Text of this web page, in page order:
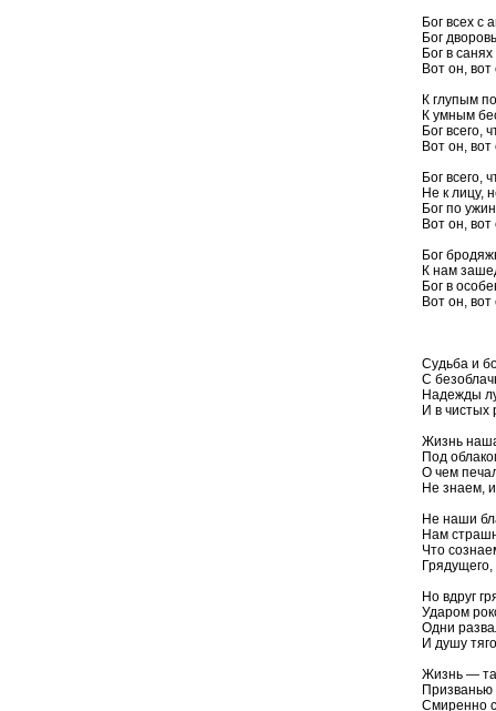
Бог всех с
Бог
Бог в
Вот он, вот
К глупым
К умным
Бог всего,
Вот он, вот
Бог всего,
Не к лицу,
Бог по
Вот он, вот
Бог
К нам
Бог в
Вот он, вот
Судьба и
С
Надежды
И в чистых
Жизнь
Под
О чем
Не знаем,
Не наши
Нам
Что
Но вдруг
Ударом
Одни
И душу
Жизнь —
Призванью
Смиренно